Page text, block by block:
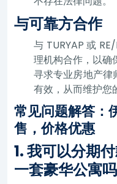
与可靠方合作
与 TURYAP 或
理机构合作，以确
寻求专业房地产律
有效，从而维护您
常见问题解答：
售，价格优惠
1. 我可以分期
一套豪华公寓